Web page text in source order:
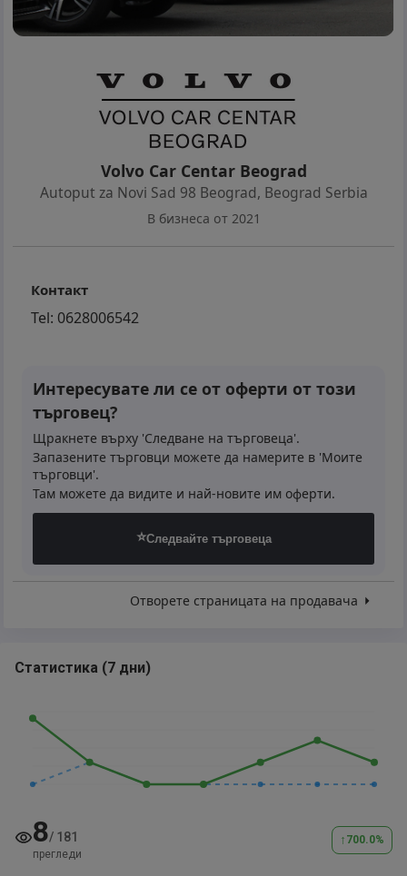
Volvo Car Centar Beograd
Autoput za Novi Sad 98 Beograd, Beograd Serbia
В бизнеса от 2021
Контакт
Tel: 0628006542
Интересувате ли се от оферти от този
търговец?
Щракнете върху 'Следване на търговеца'.
Запазените търговци можете да намерите в 'Моите
търговци'.
Там можете да видите и най-новите им оферти.
⭐Следвайте търговеца
Отворете страницата на продавача
Статистика (7 дни)
8/ 181
прегледи
↑ 700.0%